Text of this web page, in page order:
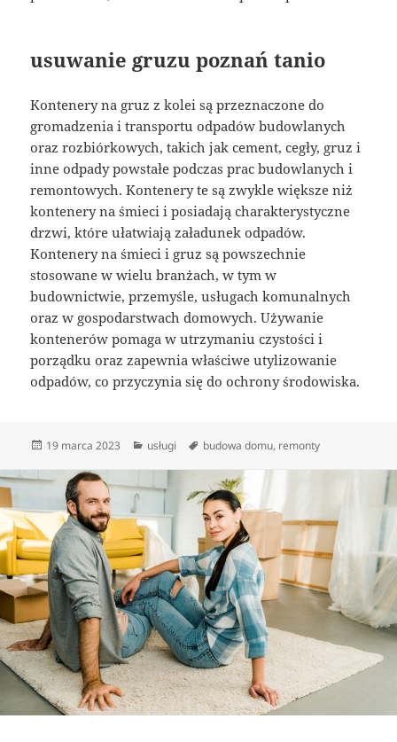
usuwanie gruzu poznań tanio
Kontenery na gruz z kolei są przeznaczone do
gromadzenia i transportu odpadów budowlanych
oraz rozbiórkowych, takich jak cement, cegły, gruz i
inne odpady powstałe podczas prac budowlanych i
remontowych. Kontenery te są zwykle większe niż
kontenery na śmieci i posiadają charakterystyczne
drzwi, które ułatwiają załadunek odpadów.
Kontenery na śmieci i gruz są powszechnie
stosowane w wielu branżach, w tym w
budownictwie, przemyśle, usługach komunalnych
oraz w gospodarstwach domowych. Używanie
kontenerów pomaga w utrzymaniu czystości i
porządku oraz zapewnia właściwe utylizowanie
odpadów, co przyczynia się do ochrony środowiska.
Data
19 marca 2023 Kategorie
usługi Tagi
budowa domu, remonty